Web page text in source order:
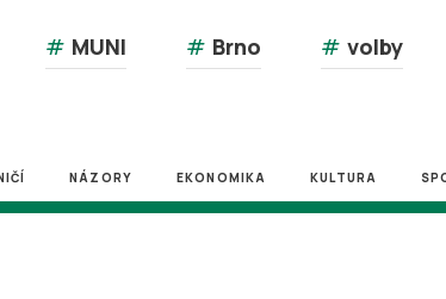
# MUNI # Brno # volby
NÁZORY EKONOMIKA KULTURA